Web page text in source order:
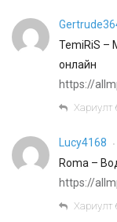
TemiRiS –
онлайн
https://
Хариулт
Lucy4168 •
Roma –
https://
Хариулт